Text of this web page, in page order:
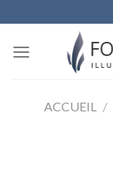
to
content
ACCUEIL /